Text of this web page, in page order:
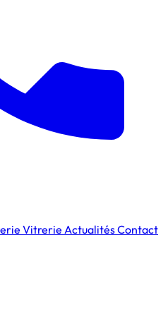
Vitrerie ActualitésContact